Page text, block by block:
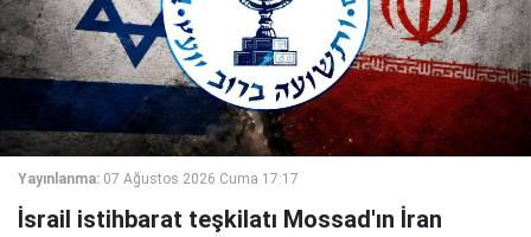
Yayınlanma: 07 Ağustos 2026 Cuma 17:17
İsrail istihbarat teşkilatı Mossad'ın İran